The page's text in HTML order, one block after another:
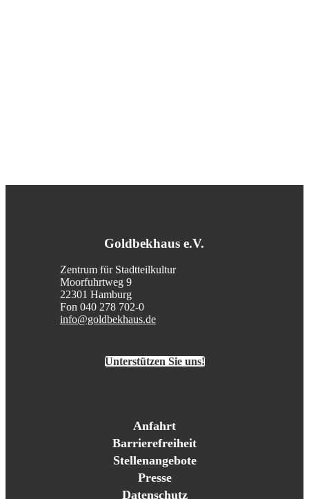
Goldbekhaus e.V.
Zentrum für Stadtteilkultur
Moorfuhrtweg 9
22301 Hamburg
Fon 040 278 702-0
info@goldbekhaus.de
Unterstützen Sie uns!
Anfahrt
Barrierefreiheit
Stellenangebote
Presse
Datenschutz